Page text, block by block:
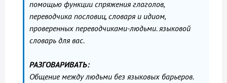
помощью функции спряжения глаголов,
переводчика пословиц, словаря и идиом,
проверенных переводчиками-людьми. языковой
словарь для вас.
РАЗГОВАРИВАТЬ:
Общение между людьми без языковых барьеров.